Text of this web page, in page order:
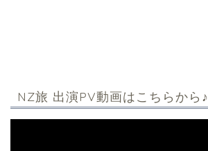
NZ旅 出演PV動画はこちらから♪